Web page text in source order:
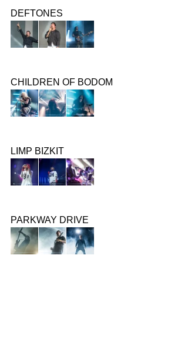
DEFTONES
CHILDREN OF BODOM
LIMP BIZKIT
PARKWAY DRIVE